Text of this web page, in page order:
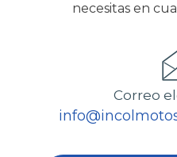
necesitas en
Correo